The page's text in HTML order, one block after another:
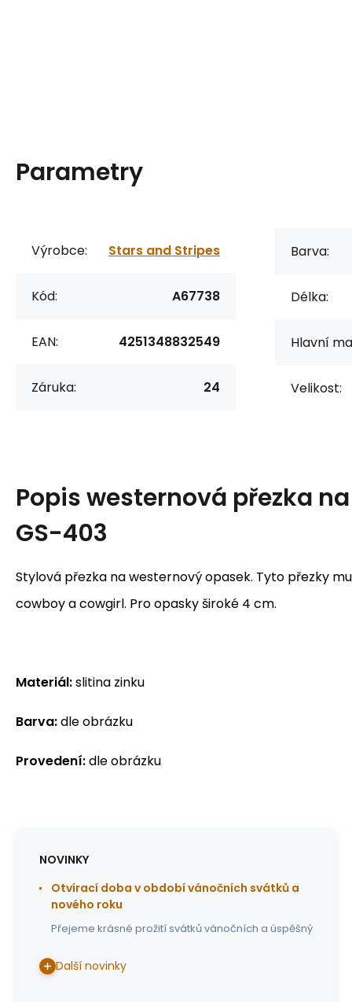
Parametry
Výrobce: Stars and Stripes
Kód: A67738
EAN: 4251348832549
Záruka: 24
Barva:
Délka:
Hlavní
Velikost:
Popiswesternová přezka
GS-403
Stylová přezka na westernový opasek. Tyto přezky
cowboy a cowgirl. Pro opasky široké 4 cm.
Materiál:slitina zinku
Barva:dle obrázku
Provedení:dle obrázku
NOVINKY
Otvírací doba v období vánočních svátků a
nového roku
Přejeme krásné prožití svátků vánočních a úspěšný
Další novinky